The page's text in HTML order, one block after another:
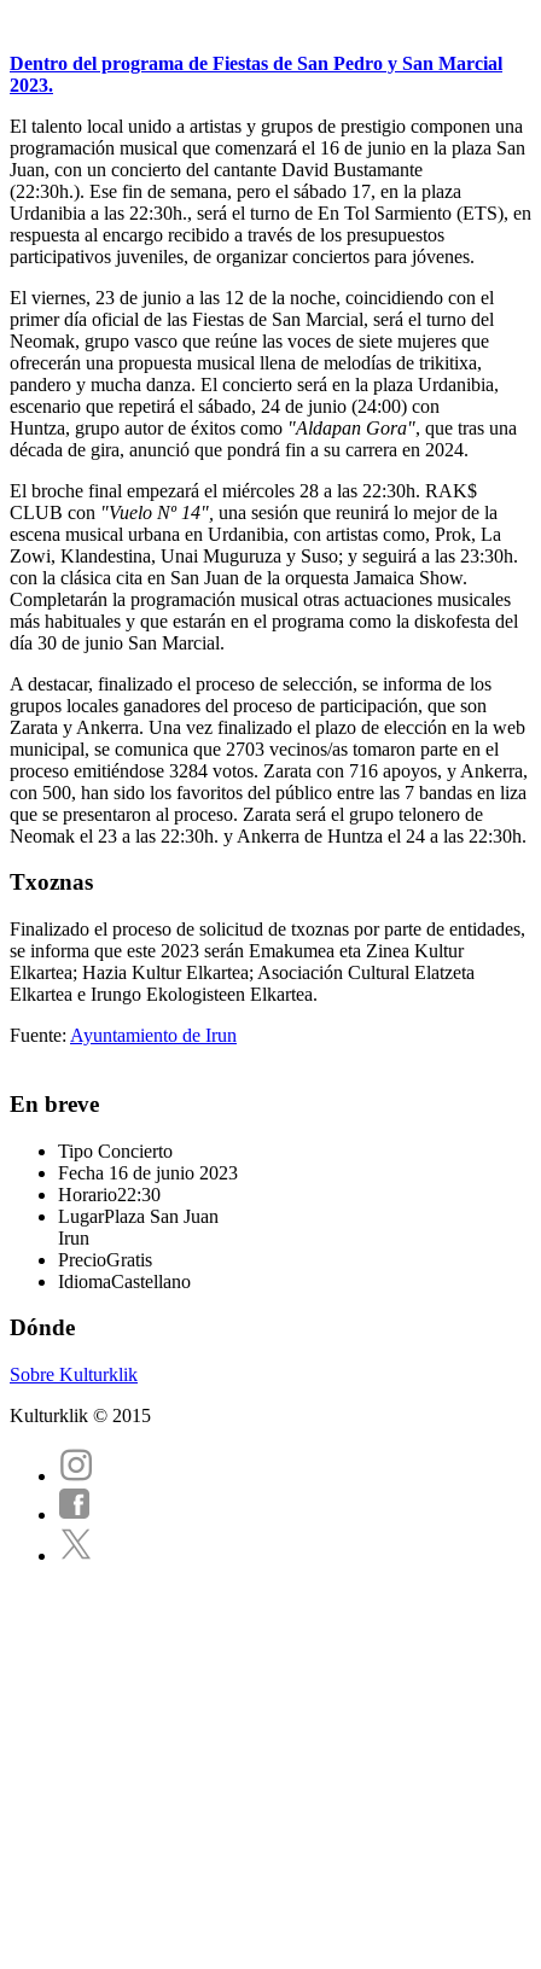
Dentro del programa de Fiestas de San Pedro y San Marcial
2023.
El talento local unido a artistas y grupos de prestigio componen una
programación musical que comenzará el 16 de junio en la plaza San
Juan, con un concierto del cantante David Bustamante
(22:30h.). Ese fin de semana, pero el sábado 17, en la plaza
Urdanibia a las 22:30h., será el turno de En Tol Sarmiento (ETS), en
respuesta al encargo recibido a través de los presupuestos
participativos juveniles, de organizar conciertos para jóvenes.
El viernes, 23 de junio a las 12 de la noche, coincidiendo con el
primer día oficial de las Fiestas de San Marcial, será el turno del
Neomak, grupo vasco que reúne las voces de siete mujeres que
ofrecerán una propuesta musical llena de melodías de trikitixa,
pandero y mucha danza. El concierto será en la plaza Urdanibia,
escenario que repetirá el sábado, 24 de junio (24:00) con
Huntza, grupo autor de éxitos como "Aldapan Gora", que tras una
década de gira, anunció que pondrá fin a su carrera en 2024.
El broche final empezará el miércoles 28 a las 22:30h. RAK$
CLUB con "Vuelo Nº 14", una sesión que reunirá lo mejor de la
escena musical urbana en Urdanibia, con artistas como, Prok, La
Zowi, Klandestina, Unai Muguruza y Suso; y seguirá a las 23:30h.
con la clásica cita en San Juan de la orquesta Jamaica Show.
Completarán la programación musical otras actuaciones musicales
más habituales y que estarán en el programa como la diskofesta del
día 30 de junio San Marcial.
A destacar, finalizado el proceso de selección, se informa de los
grupos locales ganadores del proceso de participación, que son
Zarata y Ankerra. Una vez finalizado el plazo de elección en la web
municipal, se comunica que 2703 vecinos/as tomaron parte en el
proceso emitiéndose 3284 votos. Zarata con 716 apoyos, y Ankerra,
con 500, han sido los favoritos del público entre las 7 bandas en liza
que se presentaron al proceso. Zarata será el grupo telonero de
Neomak el 23 a las 22:30h. y Ankerra de Huntza el 24 a las 22:30h.
Txoznas
Finalizado el proceso de solicitud de txoznas por parte de entidades,
se informa que este 2023 serán Emakumea eta Zinea Kultur
Elkartea; Hazia Kultur Elkartea; Asociación Cultural Elatzeta
Elkartea e Irungo Ekologisteen Elkartea.
Fuente: Ayuntamiento de Irun
En breve
Tipo Concierto
Fecha 16 de junio 2023
Horario22:30
LugarPlaza San Juan
Irun
PrecioGratis
IdiomaCastellano
Dónde
Sobre Kulturklik
Kulturklik © 2015